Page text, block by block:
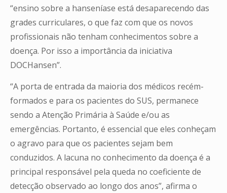
“ensino sobre a hanseníase está desaparecendo das
grades curriculares, o que faz com que os novos
profissionais não tenham conhecimentos sobre a
doença. Por isso a importância da iniciativa
DOCHansen”.
“A porta de entrada da maioria dos médicos recém-
formados e para os pacientes do SUS, permanece
sendo a Atenção Primária à Saúde e/ou as
emergências. Portanto, é essencial que eles conheçam
o agravo para que os pacientes sejam bem
conduzidos. A lacuna no conhecimento da doença é a
principal responsável pela queda no coeficiente de
detecção observado ao longo dos anos”, afirma o